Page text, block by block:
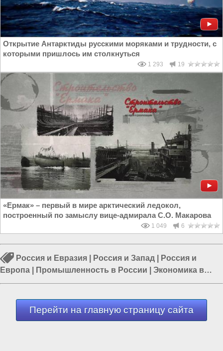
Открытие Антарктиды русскими моряками и трудности, с
которыми пришлось им столкнуться
1 293 19
«Ермак» – первый в мире арктический ледокол,
построенный по замыслу вице-адмирала С.О. Макарова
1 049 6
Россия и Евразия Россия и Запад
Россия и
Европа
Промышленность в России
Экономика в
России|Политика в России|Власть в РФ
Перейти на главную страницу сайта